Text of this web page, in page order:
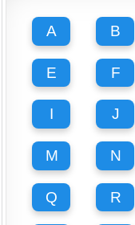
A B
E F
I J
M N
Q R